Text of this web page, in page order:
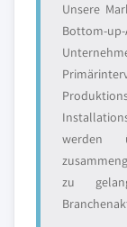
Unsere
werden
zu